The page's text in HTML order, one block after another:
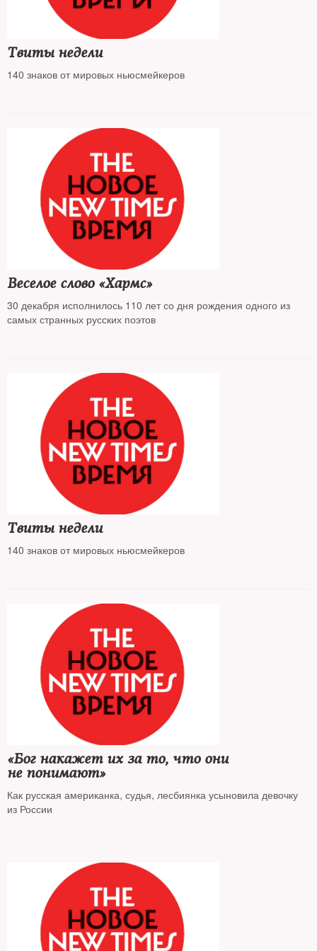
развитием отношений между Россией и НАТО по всем
Твиты недели
140 знаков от мировых ньюсмейкеров
Веселое слово «Хармс»
30 декабря исполнилось 110 лет со дня рождения одного из
самых странных русских поэтов
Твиты недели
140 знаков от мировых ньюсмейкеров
«Бог накажет их за то, что они
не понимают»
Как русская американка, судья, лесбиянка усыновила девочку
из России